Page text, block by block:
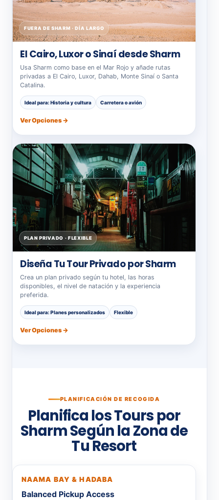
FUERA DE SHARM · DÍA LARGO
El Cairo, Luxor o Sinaí desde Sharm
Usa Sharm como base en el Mar Rojo y añade rutas
privadas a El Cairo, Luxor, Dahab, Monte Sinaí o Santa
Catalina.
Ideal para: Historia y cultura Carretera o avión
Ver Opciones →
PLAN PRIVADO · FLEXIBLE
Diseña Tu Tour Privado por Sharm
Crea un plan privado según tu hotel, las horas
disponibles, el nivel de natación y la experiencia
preferida.
Ideal para: Planes personalizados Flexible
Ver Opciones →
PLANIFICACIÓN DE RECOGIDA
Planifica los Tours por
Sharm Según la Zona de
Tu Resort
NAAMA BAY & HADABA
Balanced Pickup Access